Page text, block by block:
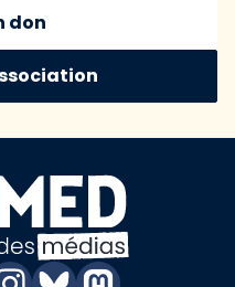
don